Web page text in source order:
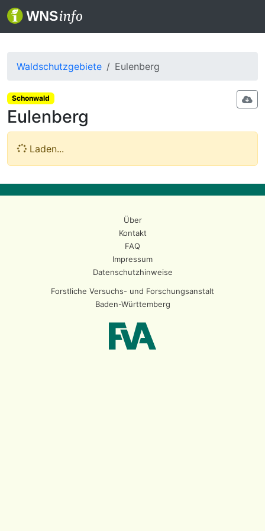
Waldschutzgebiete Eulenberg
Schonwald
Eulenberg
Laden...
Über
Kontakt
FAQ
Impressum
Datenschutzhinweise
Forstliche Versuchs- und Forschungsanstalt
Baden-Württemberg